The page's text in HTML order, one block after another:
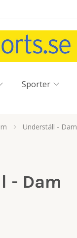
Sporter
Underställ - Dam
- Dam